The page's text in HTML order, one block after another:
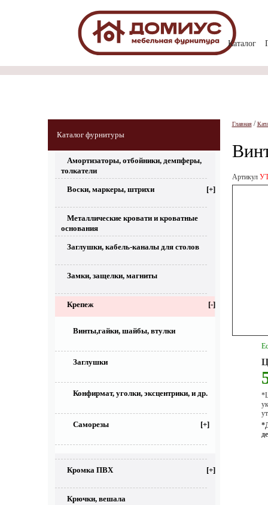
Каталог
Каталог фурнитуры
Амортизаторы, отбойники, демпферы,
толкатели
Воски, маркеры, штрихи [+]
Металлические кровати и кроватные
основания
Заглушки, кабель-каналы для столов
Замки, защелки, магниты
Крепеж [-]
Винты,гайки, шайбы, втулки
Заглушки
Конфирмат, уголки, эксцентрики, и др.
Саморезы [+]
Кромка ПВХ [+]
Крючки, вешала
Главная/
Артикул